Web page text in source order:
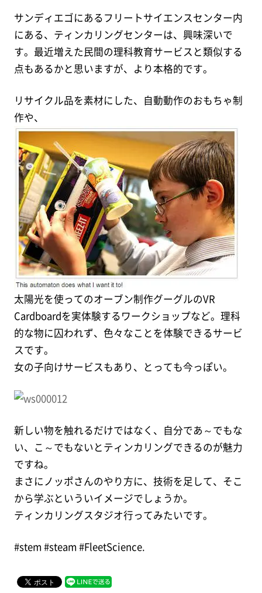
サンディエゴにあるフリートサイエンスセンター内
にある、ティンカリングセンターは、興味深いで
す。最近増えた民間の理科教育サービスと類似する
点もあるかと思いますが、より本格的です。
リサイクル品を素材にした、自動動作のおもちゃ制
作や、
太陽光を使ってのオーブン制作グーグルのVR
Cardboardを実体験するワークショップなど。理科
的な物に囚われず、色々なことを体験できるサービ
スです。
女の子向けサービスもあり、とっても今っぽい。
新しい物を触れるだけではなく、自分であ～でもな
い、こ～でもないとティンカリングできるのが魅力
ですね。
まさにノッポさんのやり方に、技術を足して、そこ
から学ぶといういイメージでしょうか。
ティンカリングスタジオ行ってみたいです。
#stem #steam #FleetScience.